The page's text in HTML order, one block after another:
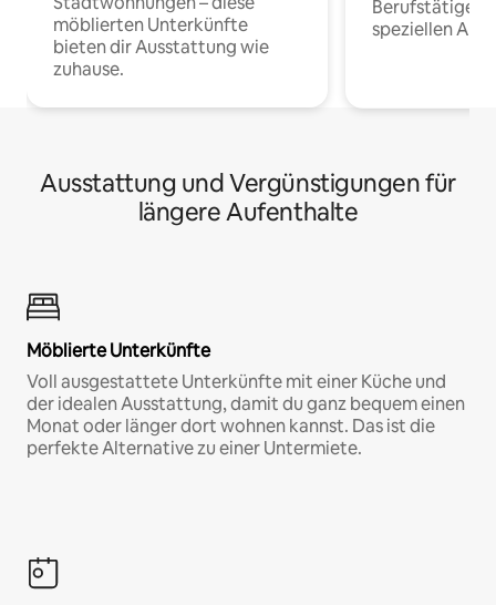
möblierten Unterkünfte
bieten dir Ausstattung wie
zuhause.
Berufstätige
speziellen
Ausstattung und Vergünstigungen für
längere Aufenthalte
Möblierte Unterkünfte
Voll ausgestattete Unterkünfte mit einer Küche und
der idealen Ausstattung, damit du ganz bequem einen
Monat oder länger dort wohnen kannst. Das ist die
perfekte Alternative zu einer Untermiete.